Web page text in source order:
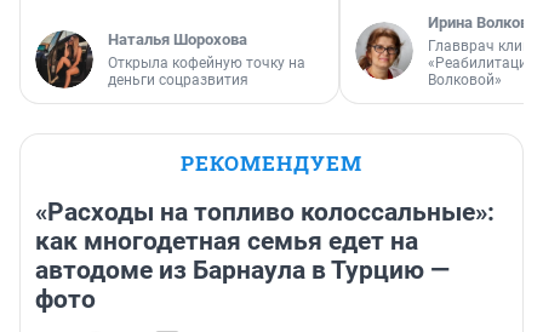
Наталья Шорохова
Открыла кофейную точку на
деньги соцразвития
Ирина Волкова
Главврач
«Реабилитация
Волковой»
РЕКОМЕНДУЕМ
«Расходы на топливо колоссальные»:
как многодетная семья едет на
автодоме из Барнаула в Турцию —
фото